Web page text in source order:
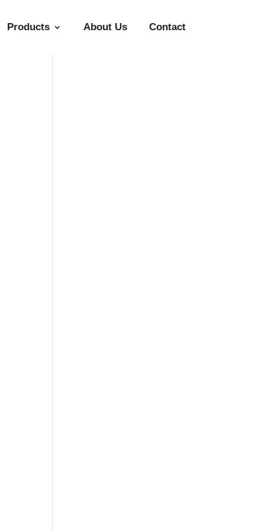
Products About Us Contact